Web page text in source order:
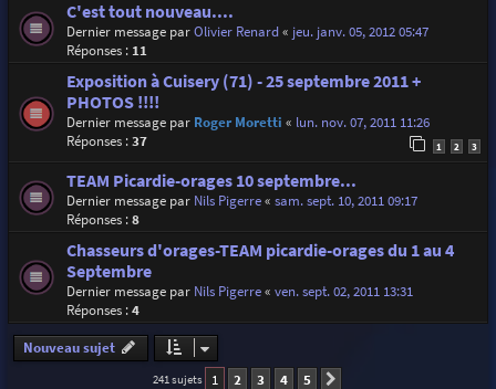
C'est tout nouveau....
Dernier message parOlivier Renard« jeu. janv. 05, 2012 05:47
Réponses : 11
Exposition à Cuisery (71) - 25 septembre 2011 +
PHOTOS !!!!
Dernier message par Roger Moretti « lun. nov. 07, 2011 11:26
Réponses :37 1 2 3
TEAM Picardie-orages 10 septembre...
Dernier message par Nils Pigerre« sam. sept. 10, 2011 09:17
Réponses :8
Chasseurs d'orages-TEAM picardie-orages du 1 au 4
Septembre
Dernier message par Nils Pigerre« ven. sept. 02, 2011 13:31
Réponses :4
Nouveau sujet
241 sujets 1 2 3 4 5